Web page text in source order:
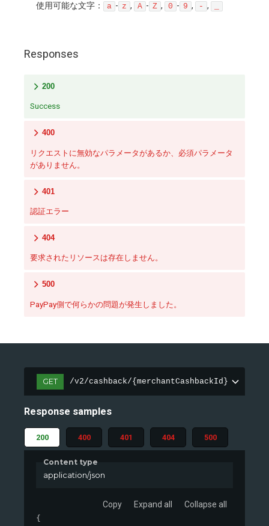
使用可能な文字：
a - z , A - Z , 0 - 9 , - ,
Responses
200
Success
400
リクエストに無効なパラメータがあるか、必須パラメータ
がありません。
401
認証エラー
404
要求されたリソースは存在しません。
500
PayPay側で何らかの問題が発生しました。
GET /v2/cashback/{merchantCashbackId}
Response samples
200 400 401 404 500
Content type
application/json
Copy Expand all Collapse all
{